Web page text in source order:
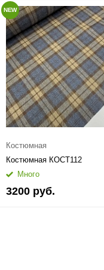
NEW
Костюмная
Костюмная КОСТ112
Много
3200 руб.